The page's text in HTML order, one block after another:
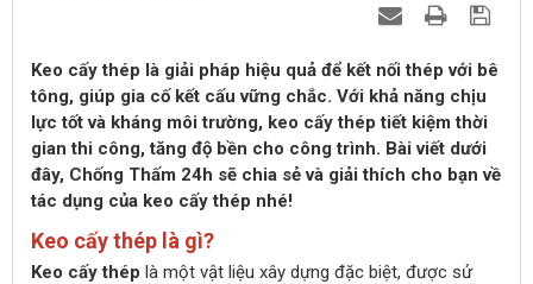
Keo cấy thép là giải pháp hiệu quả để kết nối thép với bê
tông, giúp gia cố kết cấu vững chắc. Với khả năng chịu
lực tốt và kháng môi trường, keo cấy thép tiết kiệm thời
gian thi công, tăng độ bền cho công trình. Bài viết dưới
đây, Chống Thấm 24h sẽ chia sẻ và giải thích cho bạn về
tác dụng của keo cấy thép nhé!
Keo cấy thép là gì?
Keo cấy thép là một vật liệu xây dựng đặc biệt, được sử